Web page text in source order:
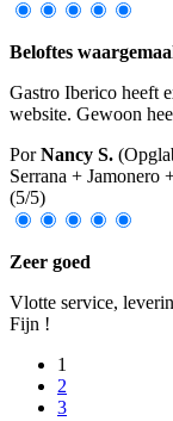
Beloftes
Gastro Iberico heeft
website. Gewoon
PorNancy S.
Serrana + Jamonero
(5/5)
Zeer goed
Vlotte service,
Fijn !
1
2
3